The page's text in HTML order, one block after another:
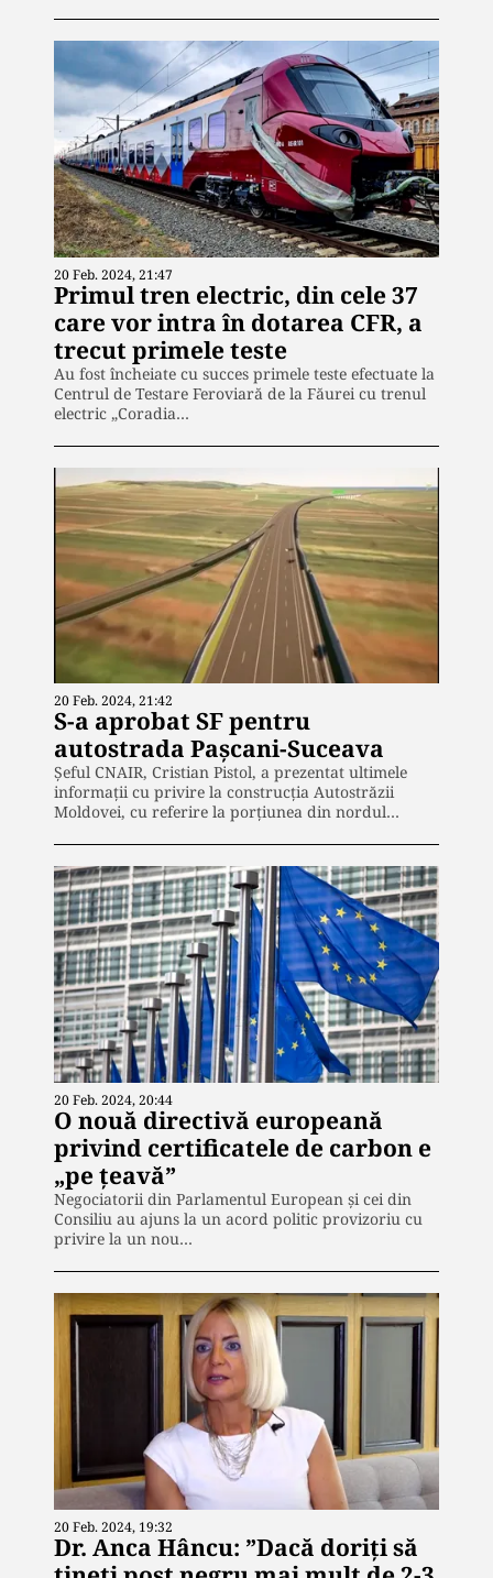
20 Feb. 2024, 21:47
Primul tren electric, din cele 37
care vor intra în dotarea CFR, a
trecut primele teste
Au fost încheiate cu succes primele teste efectuate la
Centrul de Testare Feroviară de la Făurei cu trenul
electric „Coradia…
20 Feb. 2024, 21:42
S-a aprobat SF pentru
autostrada Pașcani-Suceava
Șeful CNAIR, Cristian Pistol, a prezentat ultimele
informații cu privire la construcția Autostrăzii
Moldovei, cu referire la porțiunea din nordul…
20 Feb. 2024, 20:44
O nouă directivă europeană
privind certificatele de carbon e
„pe țeavă”
Negociatorii din Parlamentul European și cei din
Consiliu au ajuns la un acord politic provizoriu cu
privire la un nou…
20 Feb. 2024, 19:32
Dr. Anca Hâncu: ”Dacă doriți să